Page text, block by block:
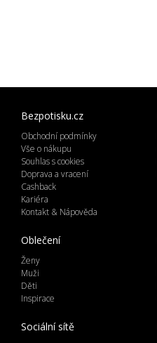
Bezpotisku.cz
Obchodní podmínky
Vše o nákupu
Souhlas s cookies
Doprava a vracení
Cashback
Kariéra
Kontakt & Nápověda
Oblečení
Ženy
Muži
Děti
Inspirace
Sociální sítě